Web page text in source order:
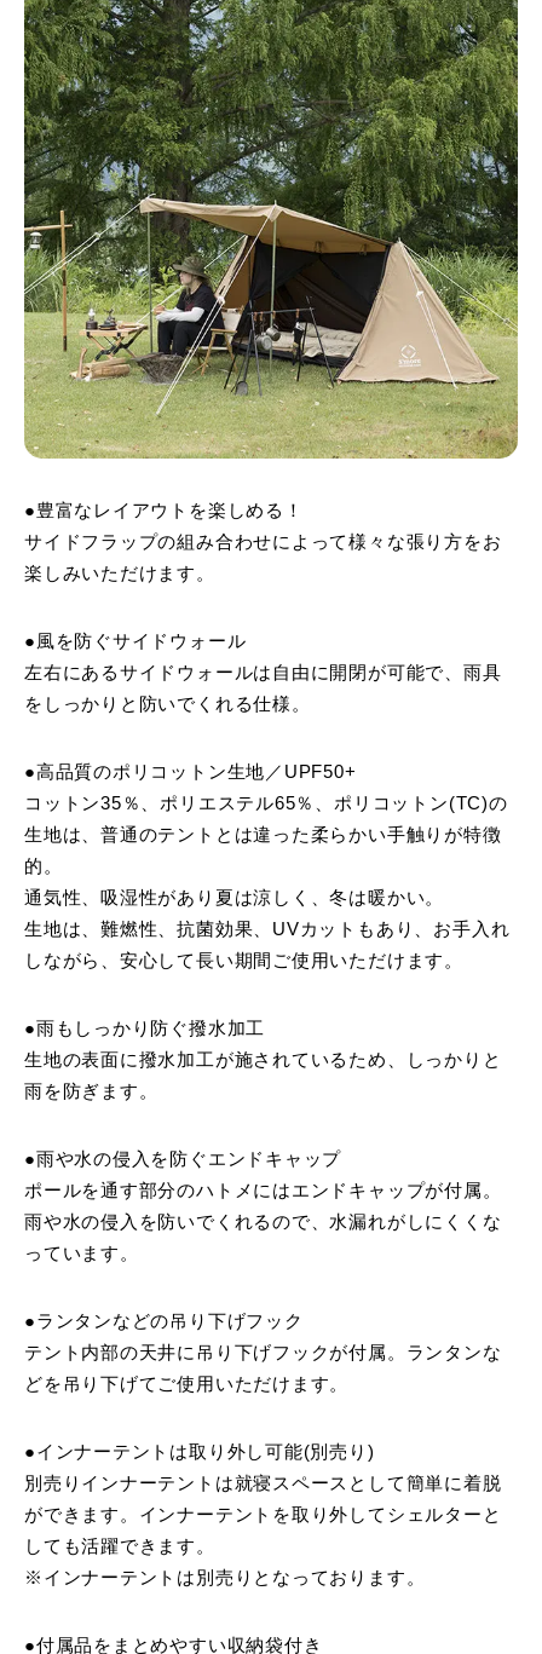
●豊富なレイアウトを楽しめる！
サイドフラップの組み合わせによって様々な張り方をお
楽しみいただけます。
●風を防ぐサイドウォール
左右にあるサイドウォールは自由に開閉が可能で、雨具
をしっかりと防いでくれる仕様。
●高品質のポリコットン生地／UPF50+
コットン35％、ポリエステル65％、ポリコットン(TC)の
生地は、普通のテントとは違った柔らかい手触りが特徴
的。
通気性、吸湿性があり夏は涼しく、冬は暖かい。
生地は、難燃性、抗菌効果、UVカットもあり、お手入れ
しながら、安心して長い期間ご使用いただけます。
●雨もしっかり防ぐ撥水加工
生地の表面に撥水加工が施されているため、しっかりと
雨を防ぎます。
●雨や水の侵入を防ぐエンドキャップ
ポールを通す部分のハトメにはエンドキャップが付属。
雨や水の侵入を防いでくれるので、水漏れがしにくくな
っています。
●ランタンなどの吊り下げフック
テント内部の天井に吊り下げフックが付属。ランタンな
どを吊り下げてご使用いただけます。
●インナーテントは取り外し可能(別売り)
別売りインナーテントは就寝スペースとして簡単に着脱
ができます。インナーテントを取り外してシェルターと
しても活躍できます。
※インナーテントは別売りとなっております。
●付属品をまとめやすい収納袋付き